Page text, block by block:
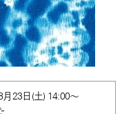
月23日(土) 14:00～